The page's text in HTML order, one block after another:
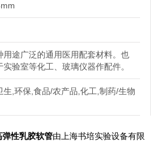
用途广泛的通用医用配套材料。也
实验室等化工、玻璃仪器作配件。
生,环保,食品/农产品,化工,制药/生物
性乳胶软管由上海书培实验设备有限